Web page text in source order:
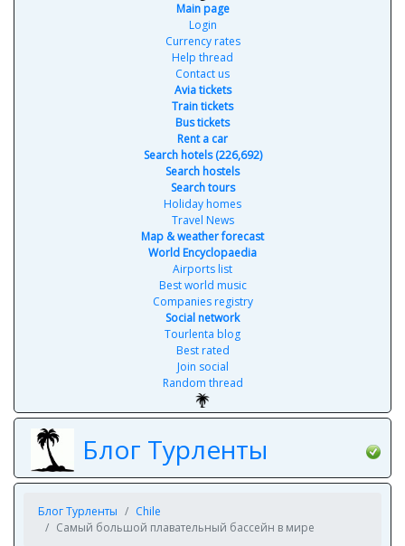
Main page
Login
Currency rates
Help thread
Contact us
Avia tickets
Train tickets
Bus tickets
Rent a car
Search hotels (226,692)
Search hostels
Search tours
Holiday homes
Travel News
Map & weather forecast
World Encyclopaedia
Airports list
Best world music
Companies registry
Social network
Tourlenta blog
Best rated
Join social
Random thread
Блог Турленты
Блог Турленты
Chile
Самый большой плавательный бассейн в мире